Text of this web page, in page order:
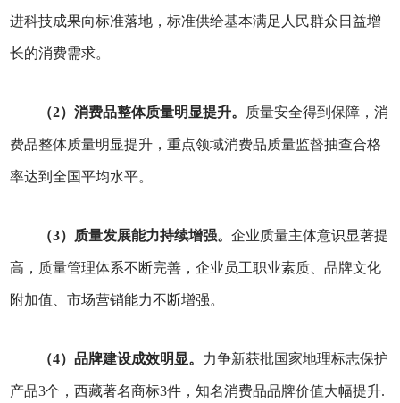
进科技成果向标准落地，标准供给基本满足人民群众日益增
长的消费需求。
（2）消费品整体质量明显提升。 质量安全得到保障，消
费品整体质量明显提升，重点领域消费品质量监督抽查合格
率达到全国平均水平。
（3）质量发展能力持续增强。企业质量主体意识显著提
高，质量管理体系不断完善，企业员工职业素质、品牌文化
附加值、市场营销能力不断增强。
（4）品牌建设成效明显。 力争新获批国家地理标志保护
产品3个，西藏著名商标3件，知名消费品品牌价值大幅提升.